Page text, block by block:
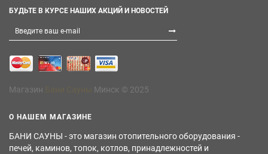
БУДЬТЕ В КУРСЕ НАШИХ АКЦИЙ И НОВОСТЕЙ
Магазин Минск © 2025
О НАШЕМ МАГАЗИНЕ
БАНИ САУНЫ - это магазин отопительного оборудования -
печей, каминов, топок, котлов, принадлежностей и